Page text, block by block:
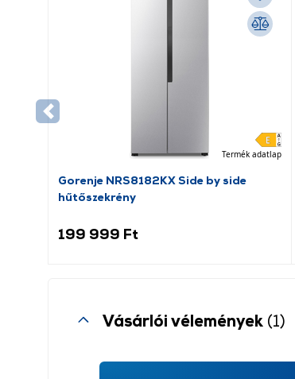
Termék adatlap
Gorenje NRS8182KX Side by side
hűtőszekrény
199 999 Ft
Vásárlói vélemények (1)